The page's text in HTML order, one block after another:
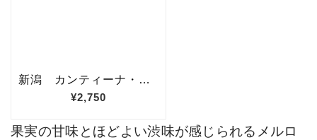
果実の甘味とほどよい渋味が感じられるメルロ